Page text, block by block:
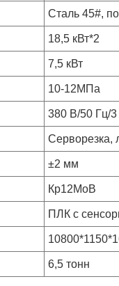
Сталь 45#,
18,5 кВт*2
7,5 кВт
10-12МПа
380 В/50 Гц/
Серворезка,
±2 мм
Кр12МоВ
ПЛК с
6,5 тонн